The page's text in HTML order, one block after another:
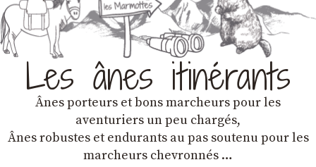
Les ânes itinérants
Ânes porteurs et bons marcheurs pour les
aventuriers un peu chargés,
Ânes robustes et endurants au pas soutenu pour les
marcheurs chevronnés …